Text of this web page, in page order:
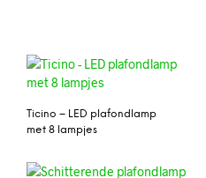
Ticino – LED plafondlamp
met 8 lampjes